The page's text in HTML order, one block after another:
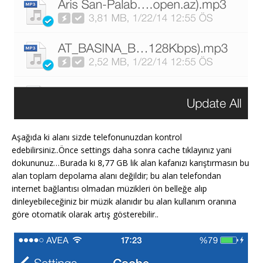
Aşağıda ki alanı sizde telefonunuzdan kontrol
edebilirsiniz..Önce settings daha sonra cache tıklayınız yani
dokununuz…Burada ki 8,77 GB lik alan kafanızı karıştırmasın bu
alan toplam depolama alanı değildir; bu alan telefondan
internet bağlantısı olmadan müzikleri ön belleğe alıp
dinleyebileceğiniz bir müzik alanıdır bu alan kullanım oranına
göre otomatik olarak artış gösterebilir..